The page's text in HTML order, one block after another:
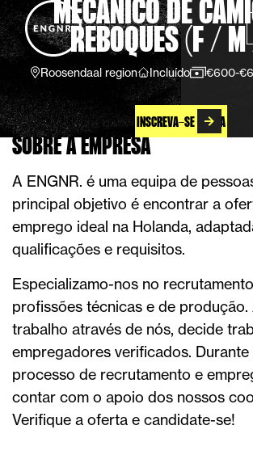
MECÂNICO DE
REBOQUES (F /
Roosendaal region Incluído €600-
INSCREVA-SE AGORA
SOBRE A EMPRESA
A ENGNR. é uma equipa de
principal objetivo é encontrar a
emprego ideal na Holanda,
qualificações e requisitos.
Especializamo-nos no
profissões técnicas e de
trabalho através de nós, decide
empregadores verificados.
processo de recrutamento e
contar com o apoio dos nossos
Verifique a oferta e candidate-se!